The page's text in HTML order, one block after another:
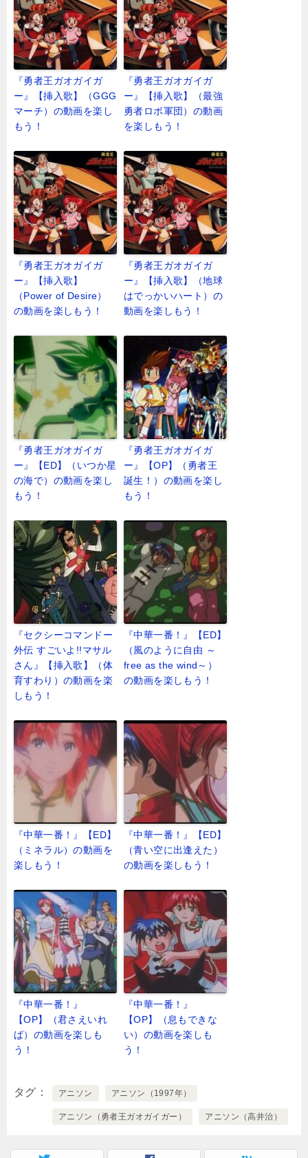
『勇者王ガオガイガ
ー』【挿入歌】（GGG
マーチ）の動画を楽し
もう！
『勇者王ガオガイガ
ー』【挿入歌】（最強
勇者ロボ軍団）の動画
を楽しもう！
『勇者王ガオガイガ
ー』【挿入歌】
（Power of Desire）
の動画を楽しもう！
『勇者王ガオガイガ
ー』【挿入歌】（地球
はでっかいハート）の
動画を楽しもう！
『勇者王ガオガイガ
ー』【ED】（いつか星
の海で）の動画を楽し
もう！
『勇者王ガオガイガ
ー』【OP】（勇者王
誕生！）の動画を楽し
もう！
『セクシーコマンドー
外伝 すごいよ!!マサル
さん』【挿入歌】（体
育すわり）の動画を楽
しもう！
『中華一番！』【ED】
（風のように自由 ～
free as the wind～）
の動画を楽しもう！
『中華一番！』【ED】
（ミネラル）の動画を
楽しもう！
『中華一番！』【ED】
（青い空に出逢えた）
の動画を楽しもう！
『中華一番！』
【OP】（君さえいれ
ば）の動画を楽しも
う！
『中華一番！』
【OP】（息もできな
い）の動画を楽しも
う！
タグ アニソン アニソン（1997年）
アニソン（勇者王ガオガイガー） アニソン（高井治）